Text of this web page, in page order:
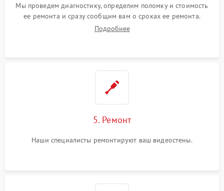
Мы проведем диагностику, определим поломку и стоимость
ее ремонта и сразу сообщим вам о сроках ее ремонта.
Подробнее
5. Ремонт
Наши специалисты ремонтируют ваш видеостены.